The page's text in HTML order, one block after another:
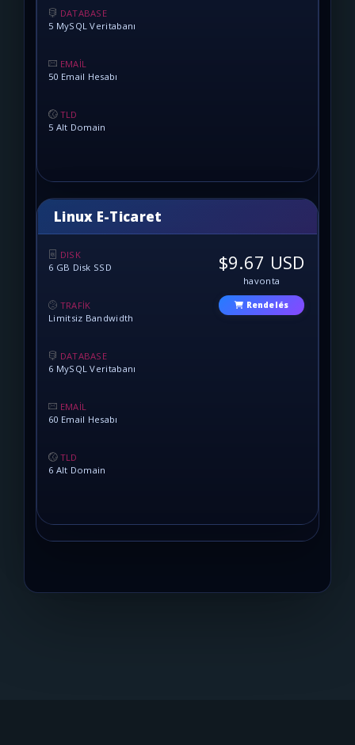
DATABASE
5 MySQL Veritabanı
EMAİL
50 Email Hesabı
TLD
5 Alt Domain
Linux E-Ticaret
DISK
6 GB Disk SSD
TRAFİK
Limitsiz Bandwidth
DATABASE
6 MySQL Veritabanı
EMAİL
60 Email Hesabı
TLD
6 Alt Domain
$9.67 USD
havonta
Rendelés